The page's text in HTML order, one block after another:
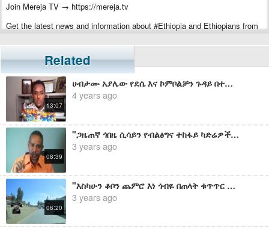
Join Mereja TV → https://mereja.tv
Get the latest news and information about #Ethiopia and Ethiopians from
For inquiry or additional information, visit Mereja.com
Mereja presents Ethiopian news, Ethiopian music, sports, arts, and
entertainment
Related
13:07
ሀብታሙ አያሌው የደሴ እና ኮምቦልቻን ጉዳይ በተመለከተ ለብልጽግና ተከፋይ ካድሬዎች የሰጠው ምላሽ
4 years ago
08:39
"ጋዜጠኛ ጎበዜ ሲሳይን የብልፅግና ተከፋይ ካድሬዎች ሊያስበሉት ነው እና ኢትዮጵያውያን ጠብቁት" - ኤርሚያስ ለገሰ
3 years ago
06:20
"እስካሁን ቆቦን ጨምሮ እነ ጎብዬ በጠላት ቁጥጥር ስር ናቸው፤ የብልጽግና ተከፋይ ካድሬዎች እባካችሁ በሀሰት ወሬ አታስበሉን" ከቦታው የተላለፈ መረጃ
3 years ago